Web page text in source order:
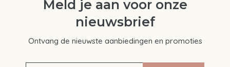
Meld je aan voor onze
nieuwsbrief
Ontvang de nieuwste aanbiedingen en promoties